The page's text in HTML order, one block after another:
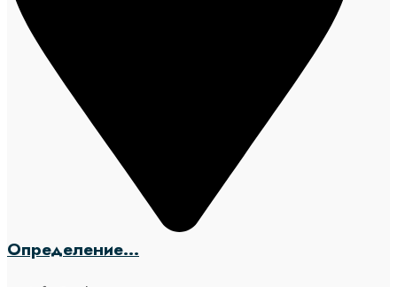
Определение...